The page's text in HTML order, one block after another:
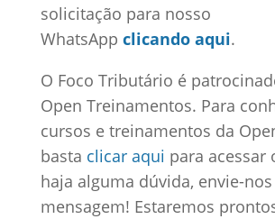
solicitação para nosso
WhatsApp clicando aqui.
O Foco Tributário é
Open Treinamentos. Para
cursos e treinamentos da
basta clicar aqui para acessar
haja alguma dúvida, envie-
mensagem! Estaremos